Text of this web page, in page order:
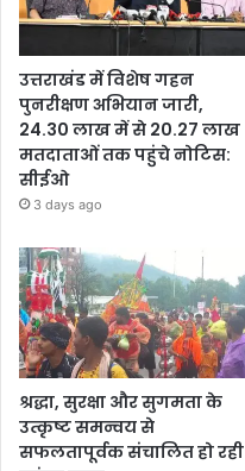
उत्तराखंड में विशेष गहन
पुनरीक्षण अभियान जारी,
24.30 लाख में से 20.27 लाख
मतदाताओं तक पहुंचे नोटिस:
सीईओ
3 days ago
श्रद्धा, सुरक्षा और सुगमता के
उत्कृष्ट समन्वय से
सफलतापूर्वक संचालित हो रही